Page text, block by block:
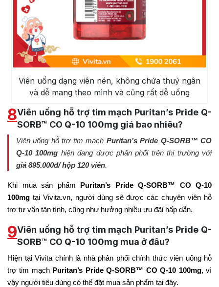
Viên uống dạng viên nén, không chứa thuỷ ngân
và dễ mang theo mình và cũng rất dễ uống
8Viên uống hỗ trợ tim mạch Puritan’s Pride Q-
SORB™ CO Q-10 100mg giá bao nhiêu?
Viên uống hỗ trợ tim mạch Puritan’s Pride Q-SORB™ CO
Q-10 100mg hiện đang được phân phối trên thị trường với
giá 895.000đ/ hộp 120 viên.
Khi mua sản phẩm Puritan’s Pride Q-SORB™ CO Q-10
100mg tại Vivita.vn, người dùng sẽ được các chuyên viên hỗ
trợ tư vấn tận tình, cũng như hưởng nhiều ưu đãi hấp dẫn.
9Viên uống hỗ trợ tim mạch Puritan’s Pride Q-
SORB™ CO Q-10 100mg mua ở đâu?
Hiện tại Vivita chính là nhà phân phối chính thức viên uống hỗ
trợ tim mạch Puritan’s Pride Q-SORB™ CO Q-10 100mg, vì
vậy người tiêu dùng có thể đặt mua sản phẩm tại đây.